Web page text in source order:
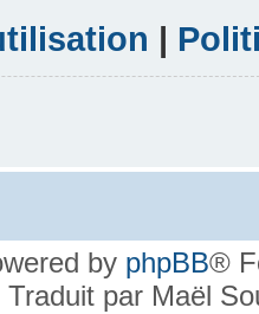
|
by phpBB®
Traduit par Maël